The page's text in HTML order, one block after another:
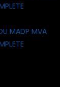
MADP MVA